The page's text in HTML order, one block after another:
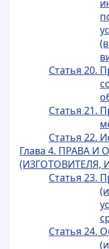
Статья 20.
Статья 21.
Статья 22.
Глава 4. ПРАВА
(ИЗГОТОВИТЕЛЯ,
Статья 23.
Статья 24.